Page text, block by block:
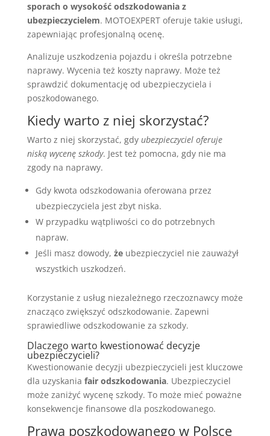
sporach o wysokość odszkodowania z
ubezpieczycielem. MOTOEXPERT oferuje takie usługi,
zapewniając profesjonalną ocenę.
Analizuje uszkodzenia pojazdu i określa potrzebne
naprawy. Wycenia też koszty naprawy. Może też
sprawdzić dokumentację od ubezpieczyciela i
poszkodowanego.
Kiedy warto z niej skorzystać?
Warto z niej skorzystać, gdy ubezpieczyciel oferuje
niską wycenę szkody. Jest też pomocna, gdy nie ma
zgody na naprawy.
Gdy kwota odszkodowania oferowana przez
ubezpieczyciela jest zbyt niska.
W przypadku wątpliwości co do potrzebnych
napraw.
Jeśli masz dowody, żeubezpieczyciel nie zauważył
wszystkich uszkodzeń.
Korzystanie z usług niezależnego rzeczoznawcy może
znacząco zwiększyć odszkodowanie. Zapewni
sprawiedliwe odszkodowanie za szkody.
Dlaczego warto kwestionować decyzje
ubezpieczycieli?
Kwestionowanie decyzji ubezpieczycieli jest kluczowe
dla uzyskania fair odszkodowania. Ubezpieczyciel
może zaniżyć wycenę szkody. To może mieć poważne
konsekwencje finansowe dla poszkodowanego.
Prawa poszkodowanego w Polsce